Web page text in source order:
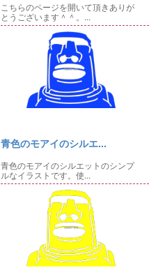
こちらのページを開いて頂きありが
とうございます＾＾。...
青色のモアイのシルエ...
青色のモアイのシルエットのシンプ
ルなイラストです。使...